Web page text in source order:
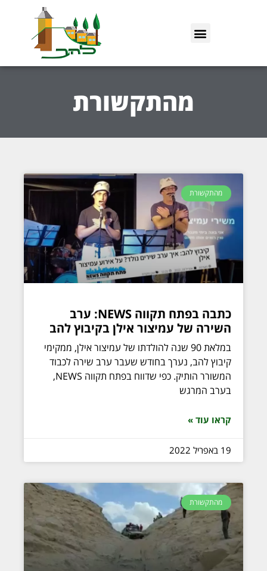
מהתקשורת
מהתקשורת
כתבה בפתח תקווה NEWS: ערב
השירה של עמיצור אילן בקיבוץ להב
במלאת 90 שנה להולדתו של עמיצור אילן, ממקימי
קיבוץ להב, נערך בחודש שעבר ערב שירה לכבוד
המשורר הותיק. כפי שדווח בפתח תקווה NEWS,
בערב המרגש
קראו עוד »
19 באפריל 2022
מהתקשורת